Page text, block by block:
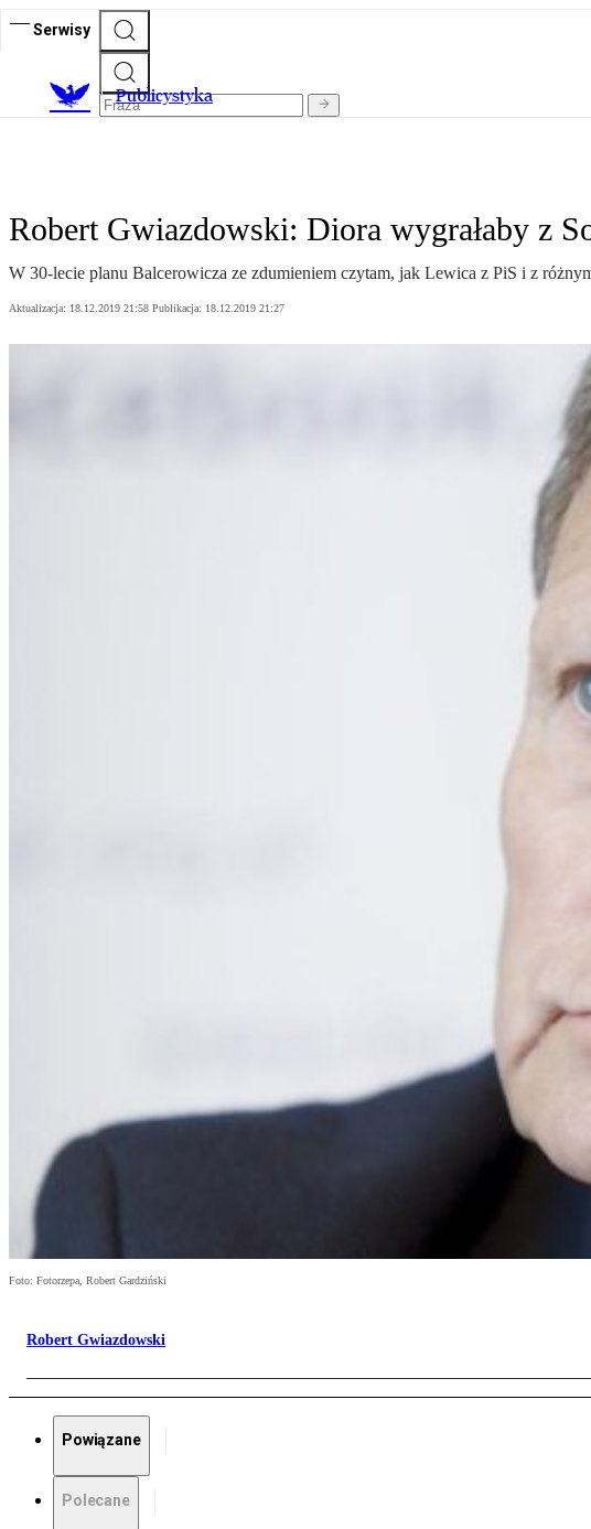
Serwisy
Publicystyka
Robert Gwiazdowski: Diora wygrałaby z
W 30-lecie planu Balcerowicza ze zdumieniem czytam, jak Lewica z PiS i z
Aktualizacja: 18.12.2019 21:58 Publikacja: 18.12.2019 21:27
Foto: Fotorzepa, Robert Gardziński
Robert Gwiazdowski
Powiązane
Polecane